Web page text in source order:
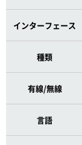
インターフェース
種類
有線/無線
言語